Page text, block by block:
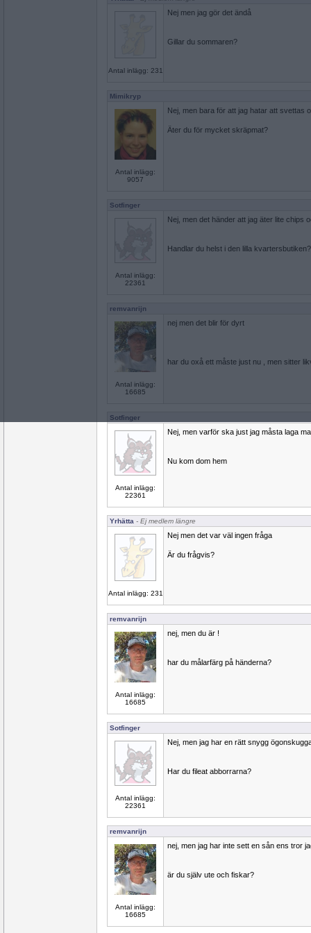
Antal inlägg: 231
Nej men jag gör det ändå
Gillar du sommaren?
Mimikryp
Antal inlägg:
9057
Nej, men bara för att jag hatar att svettas
Äter du för mycket skräpmat?
Sotfinger
Antal inlägg:
22361
Nej, men det händer att jag äter lite chips
Handlar du helst i den lilla kvartersbutiken?
remvanrijn
Antal inlägg:
16685
nej men det blir för dyrt
har du oxå ett måste just nu , men sitter
Sotfinger
Antal inlägg:
22361
Nej, men varför ska just jag måsta laga
Nu kom dom hem
Yrhätta - Ej medlem längre
Antal inlägg: 231
Nej men det var väl ingen fråga
Är du frågvis?
remvanrijn
Antal inlägg:
16685
nej, men du är !
har du målarfärg på händerna?
Sotfinger
Antal inlägg:
22361
Nej, men jag har en rätt snygg
Har du fileat abborrarna?
remvanrijn
Antal inlägg:
16685
nej, men jag har inte sett en sån ens tror
är du själv ute och fiskar?